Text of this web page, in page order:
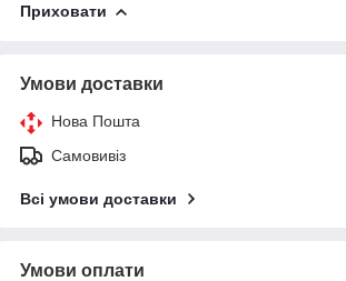
Приховати
Умови доставки
Нова Пошта
Самовивіз
Всі умови доставки
Умови оплати